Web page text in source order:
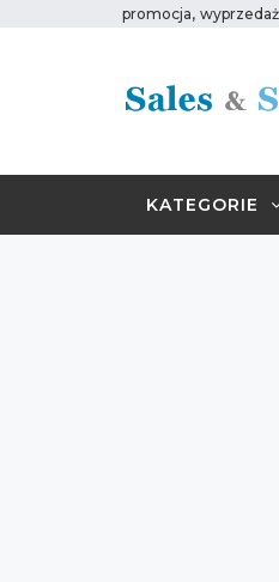
promocja, wyprzedaż
KATEGORIE